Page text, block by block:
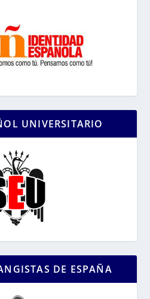
UNIVERSITARIO
DE ESPAÑA